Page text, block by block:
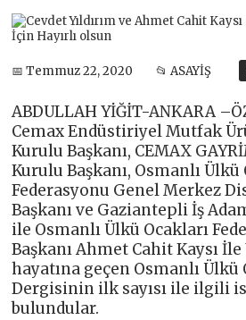
📅 Temmuz 22, 2020 📂 ASAYİŞ
ABDULLAH YİĞİT-ANKARA
Cemax Endüstiriyel Mutfak
Kurulu Başkanı, CEMAX
Kurulu Başkanı, Osmanlı Ülkü
Federasyonu Genel Merkez
Başkanı ve Gaziantepli İş
ile Osmanlı Ülkü Ocakları
Başkanı Ahmet Cahit Kaysı İle
hayatına geçen Osmanlı Ülkü
Dergisinin ilk sayısı ile ilgili
bulundular.